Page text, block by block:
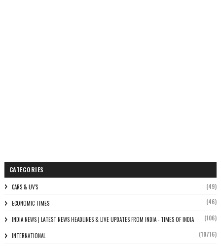
CATEGORIES
CARS & UV'S (49)
ECONOMIC TIMES (46)
INDIA NEWS | LATEST NEWS HEADLINES & LIVE UPDATES FROM INDIA - TIMES OF INDIA (106)
INTERNATIONAL (10716)